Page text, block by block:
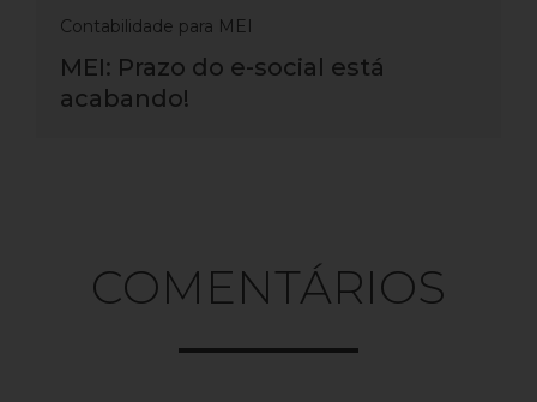
Contabilidade para MEI
MEI: Prazo do e-social está
acabando!
COMENTÁRIOS